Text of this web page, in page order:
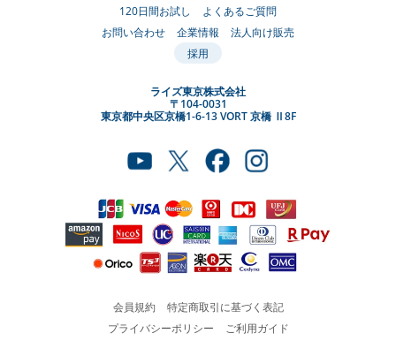
120日間お試し
よくあるご質問
お問い合わせ
企業情報
法人向け販売
採用
ライズ東京株式会社
〒104-0031
東京都中央区京橋1-6-13 VORT 京橋 Ⅱ8F
会員規約
特定商取引に基づく表記
プライバシーポリシー
ご利用ガイド